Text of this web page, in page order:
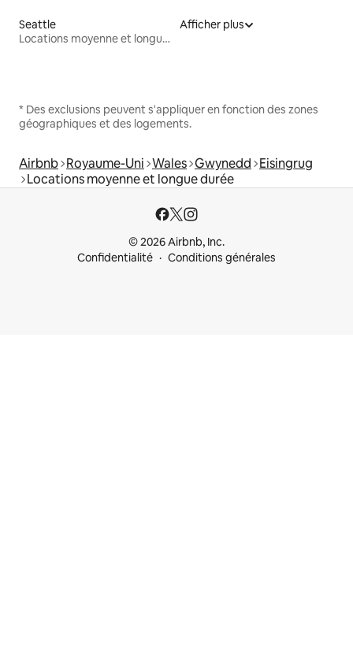
Seattle
Locations moyenne et longue durée
Afficher plus
* Des exclusions peuvent s'appliquer en fonction des zones
géographiques et des logements.
Airbnb Royaume-Uni Wales Gwynedd Eisingrug
Locations moyenne et longue durée
© 2026 Airbnb, Inc.
Confidentialité
Conditions générales